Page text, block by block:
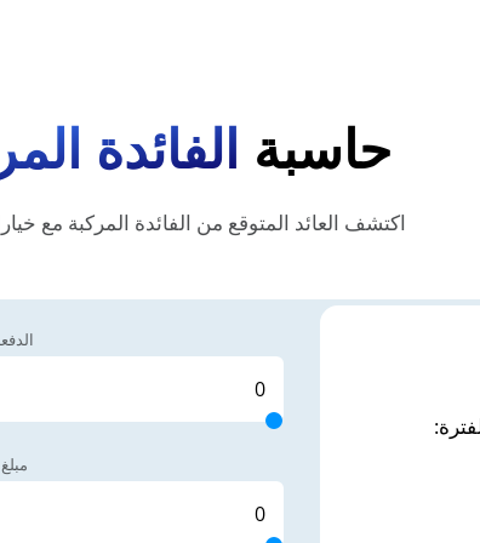
حاسبة الفائدة
اكتشف العائد المتوقع من الفائدة المركبة مع